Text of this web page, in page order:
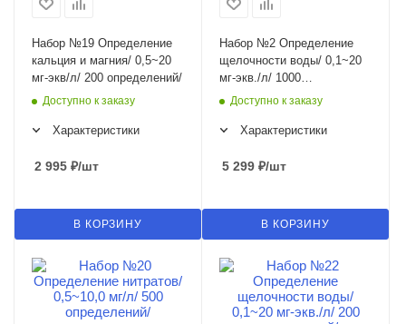
Набор №19 Определение
кальция и магния/ 0,5~20
мг-экв/л/ 200 определений/
Доступно к заказу
Характеристики
2 995 ₽/шт
В КОРЗИНУ
Набор №2 Определение
щелочности воды/ 0,1~20
мг-экв./л/ 1000
определений/
Доступно к заказу
Характеристики
5 299 ₽/шт
В КОРЗИНУ